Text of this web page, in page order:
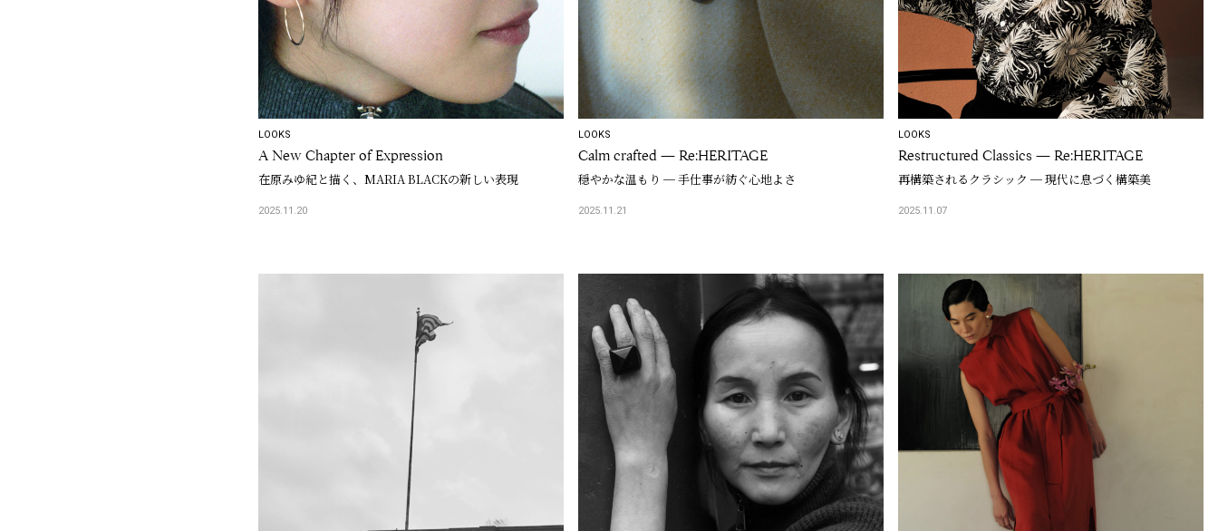
LOOKS
A New Chapter of Expression
在原みゆ紀と描く、MARIA BLACKの新しい表現
2025.11.20
LOOKS
Calm crafted — Re:HERITAGE
穏やかな温もり ─ 手仕事が紡ぐ心地よさ
2025.11.21
LOOKS
Restructured Classics — Re:HERITAGE
再構築されるクラシック ─ 現代に息づく構築美
2025.11.07